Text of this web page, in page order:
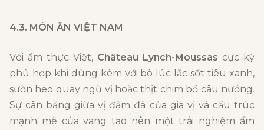
4.3. MÓN ĂN VIỆT NAM
Với ẩm thực Việt, Château Lynch-Moussas cực kỳ
phù hợp khi dùng kèm với bò lúc lắc sốt tiêu xanh,
sườn heo quay ngũ vị hoặc thịt chim bồ câu nướng.
Sự cân bằng giữa vị đậm đà của gia vị và cấu trúc
mạnh mẽ của vang tạo nên một trải nghiệm ẩm